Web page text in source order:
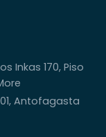
Inkas 170, Piso
Antofagasta